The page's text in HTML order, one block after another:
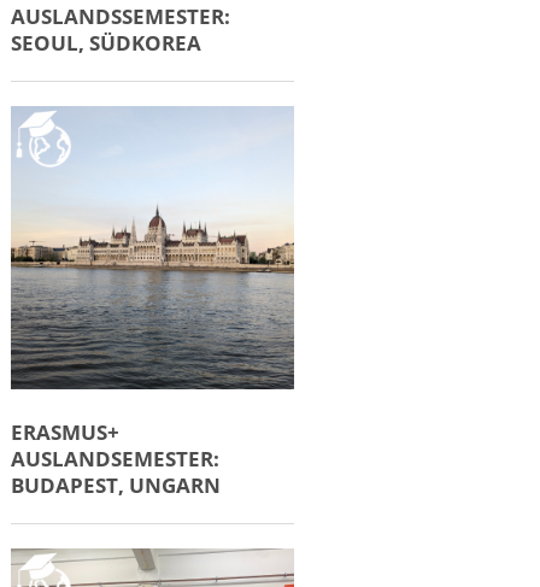
AUSLANDSSEMESTER:
SEOUL, SÜDKOREA
ERASMUS+
AUSLANDSEMESTER:
BUDAPEST, UNGARN